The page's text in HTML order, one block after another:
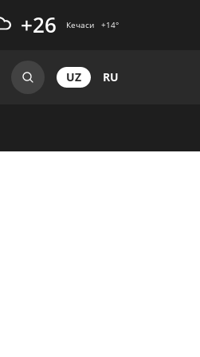
+26 Кечаси +14°
UZ RU